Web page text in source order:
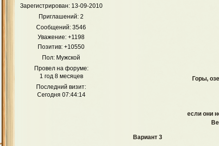
Как театр начинается с вешалки, так Приют для многих его
Зарегистрирован: 13-09-2010
Приглашений: 2
Сообщений: 3546
Уважение: +1198
Позитив: +10550
Пол: Мужской
Провел на форуме:
1 год 8 месяцев
Последний визит:
Сегодня 07:44:14
Горы,
если они
Вариант 3